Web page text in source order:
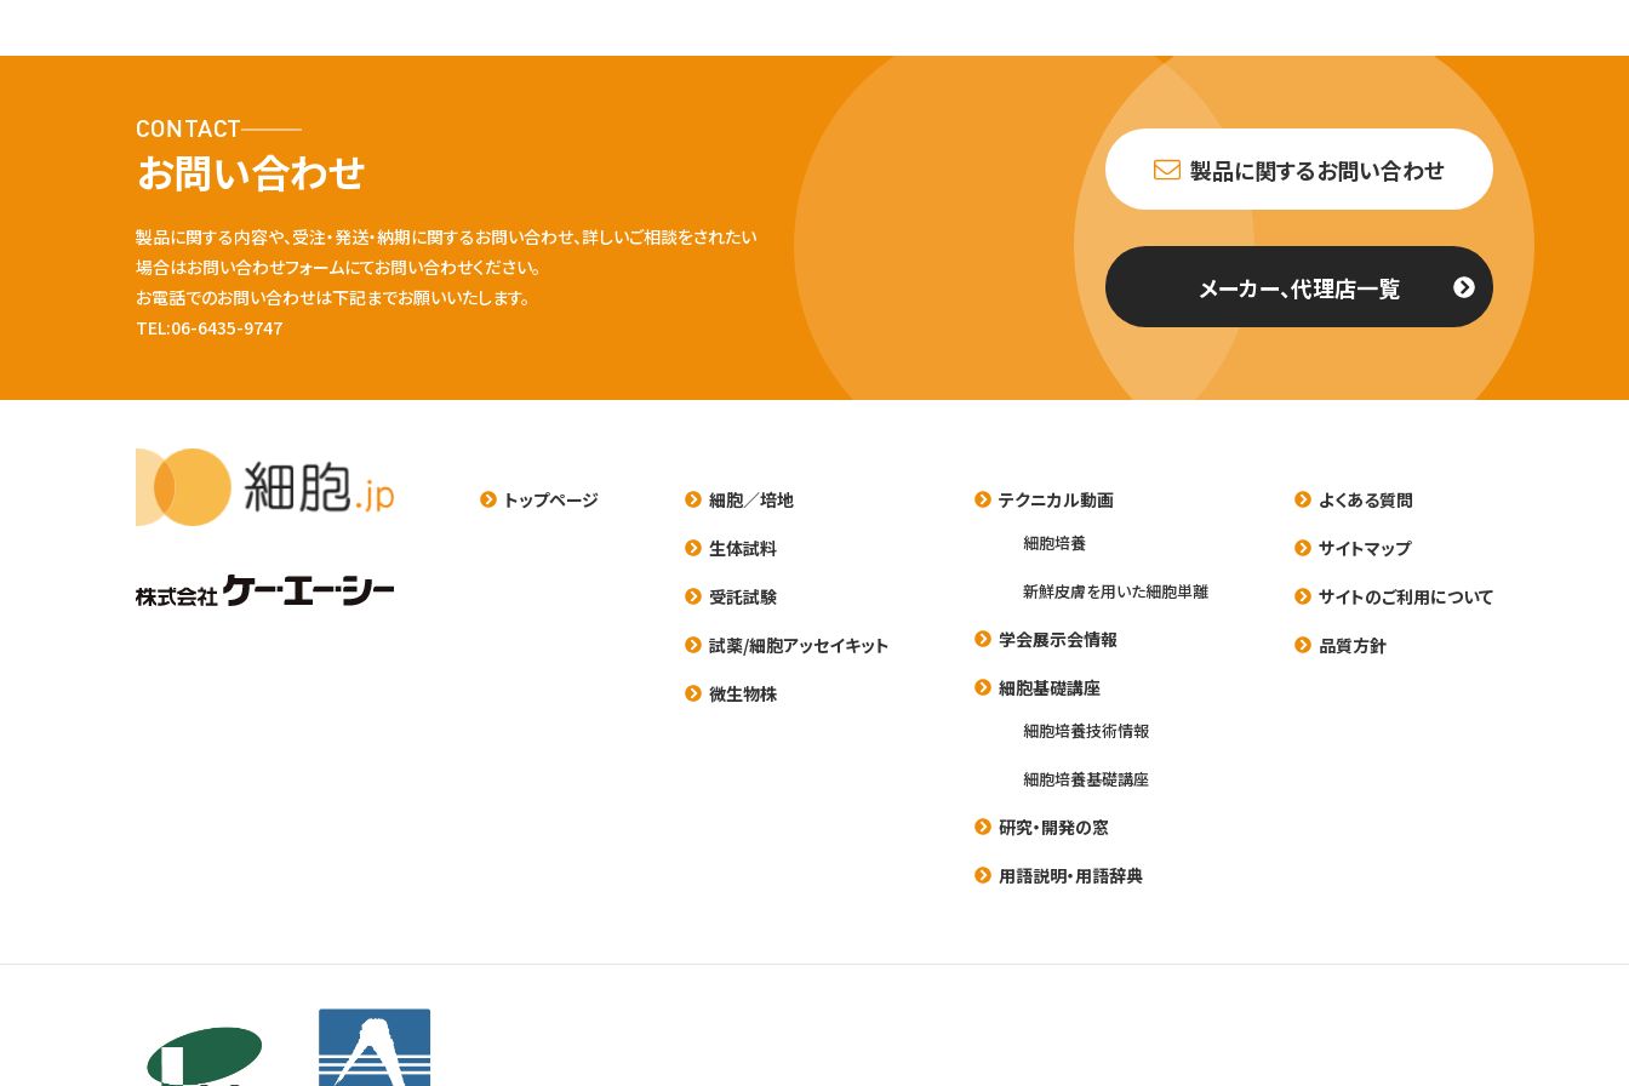
CONTACT
お問い合わせ
製品に関する内容や、受注・発送・納期に関するお問い合わせ、詳しいご相談をされたい
場合はお問い合わせフォームにてお問い合わせください。
お電話でのお問い合わせは下記までお願いいたします。
TEL:06-6435-9747
製品に関するお問い合わせ
メーカー、代理店一覧
トップページ
細胞／培地
生体試料
受託試験
試薬/細胞アッセイキット
微生物株
テクニカル動画
細胞培養
新鮮皮膚を用いた細胞単離
学会展示会情報
細胞基礎講座
細胞培養技術情報
細胞培養基礎講座
研究・開発の窓
用語説明・用語辞典
よくある質問
サイトマップ
サイトのご利用について
品質方針